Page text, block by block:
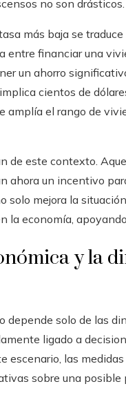
no son drásticos.
más baja se
entre financiar una
un ahorro
cientos de
amplía el rango de
este contexto.
ahora un incentivo
mejora la
la economía,
y la
solo de las
ligado a
escenario, las
sobre una posible